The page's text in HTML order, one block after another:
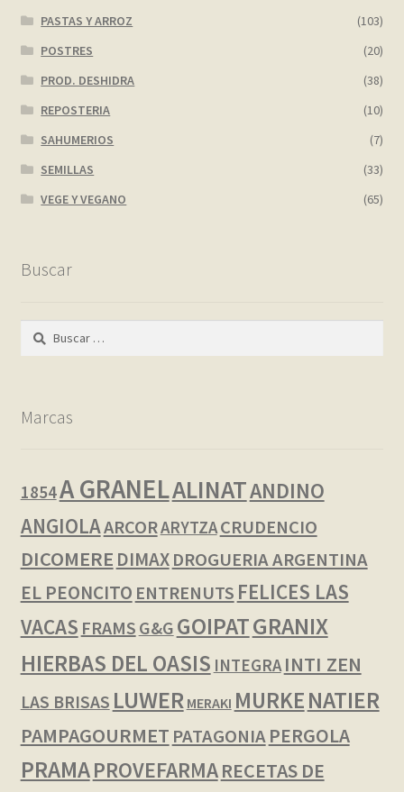
PASTAS Y ARROZ
(103)
POSTRES
(20)
PROD. DESHIDRA
(38)
REPOSTERIA
(10)
SAHUMERIOS
(7)
SEMILLAS
(33)
VEGE Y VEGANO
(65)
Buscar
Buscar:
Marcas
1854A GRANELALINATANDINO
ANGIOLAARCORARYTZACRUDENCIO
DICOMERE DIMAX DROGUERIA ARGENTINA
EL PEONCITO ENTRENUTS FELICES LAS
VACAS FRAMS G&G GOIPATGRANIX
HIERBAS DEL OASIS INTEGRA INTI ZEN
LAS BRISAS LUWER MERAKI MURKENATIER
PAMPAGOURMET PATAGONIA PERGOLA
PRAMAPROVEFARMARECETAS DE